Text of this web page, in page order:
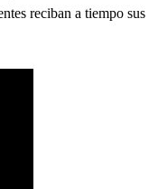
reciban a tiempo sus